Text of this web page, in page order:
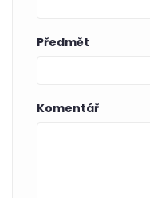
Předmět
Komentář